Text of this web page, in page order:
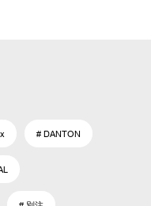
# DANTON